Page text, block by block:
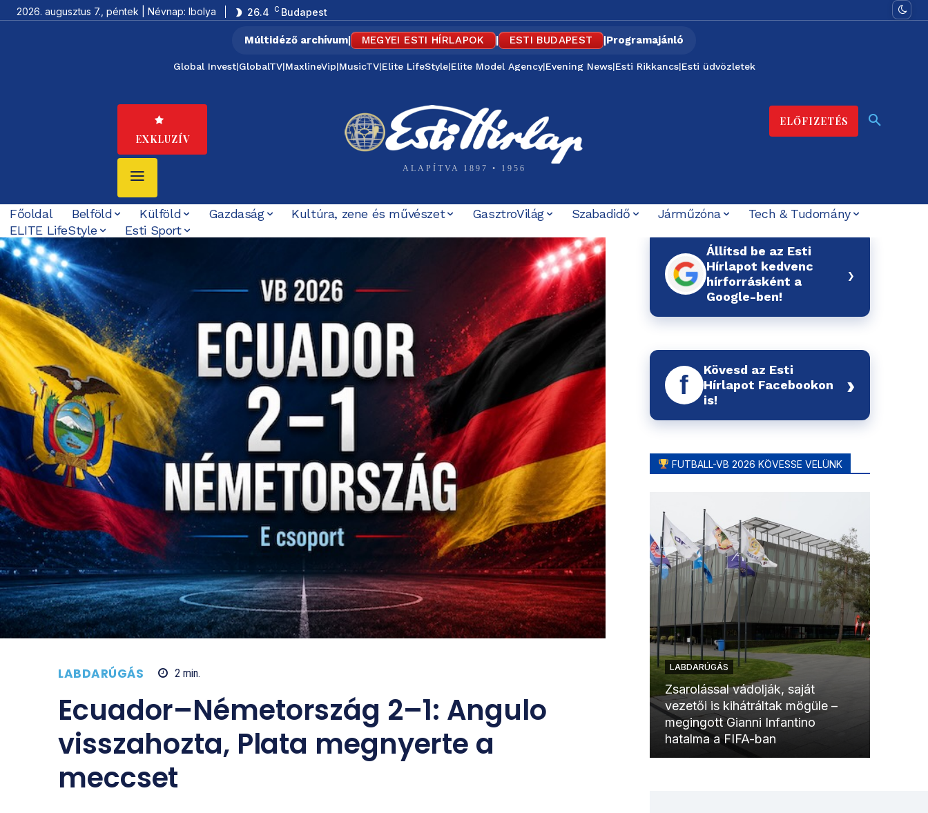
2026. augusztus 7., péntek | Névnap: Ibolya 26.4 C Budapest
Múltidéző archívum| MEGYEI ESTI HÍRLAPOK | ESTI BUDAPEST |Programajánló
Global Invest|GlobalTV|MaxlineVip|MusicTV|Elite LifeStyle|Elite Model Agency|Evening News|Esti Rikkancs|Esti üdvözletek
EXKLUZÍV
ALAPÍTVA 1897 • 1956
ELŐFIZETÉS
Főoldal Belföld Külföld Gazdaság Kultúra, zene és művészet GasztroVilág Szabadidő Járműzóna
Tech & Tudomány
ELITE LifeStyle
Esti Sport
LABDARÚGÁS 2 min.
Ecuador–Németország 2–1: Angulo
visszahozta, Plata megnyerte a
meccset
Állítsd be az Esti
Hírlapot kedvenc
hírforrásként a
Google-ben!
›
f
Kövesd az Esti
Hírlapot Facebookon
is!
›
FUTBALL-VB 2026 KÖVESSE VELÜNK
LABDARÚGÁS
Zsarolással vádolják, saját
vezetői is kihátráltak mögüle –
megingott Gianni Infantino
hatalma a FIFA-ban